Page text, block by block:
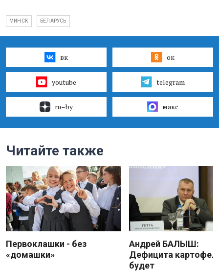
МИНСК БЕЛАРУСЬ
вк ок
youtube telegram
ru–by макс
Читайте также
Первоклашки - без
«домашки»
Андрей БАЛЫШ:
Дефицита
будет